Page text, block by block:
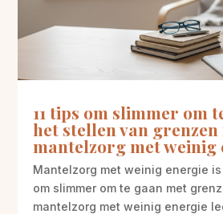
11 tips om slimmer om
het stellen van grenzen
mantelzorg met weinig
Mantelzorg met weinig energie is
om slimmer om te gaan met
mantelzorg met weinig energie